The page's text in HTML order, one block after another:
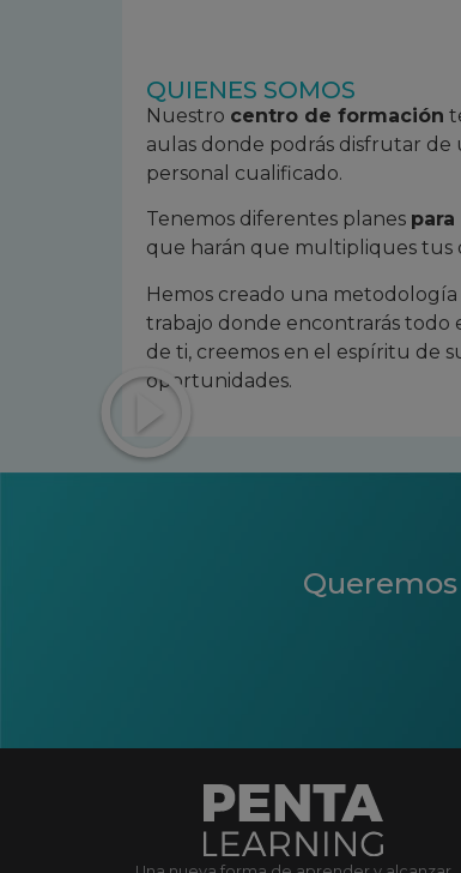
QUIENES SOMOS
Nuestro centro de formación
aulas donde podrás disfrutar de
personal cualificado.
Tenemos diferentes planes
que harán que multipliques tus
Hemos creado una
trabajo donde encontrarás todo
de ti, creemos en el espíritu de
oportunidades.